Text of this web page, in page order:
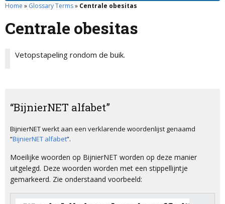
Home » Glossary Terms» Centrale obesitas
Centrale obesitas
Vetopstapeling rondom de buik.
“BijnierNET alfabet”
BijnierNET werkt aan een verklarende woordenlijst genaamd
“BijnierNET alfabet”.
Moeilijke woorden op BijnierNET worden op deze manier
uitgelegd. Deze woorden worden met een stippellijntje
gemarkeerd. Zie onderstaand voorbeeld: